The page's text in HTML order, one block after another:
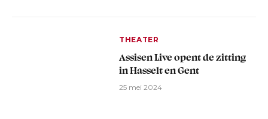
THEATER
Assisen Live opent de zitting
in Hasselt en Gent
25 mei 2024